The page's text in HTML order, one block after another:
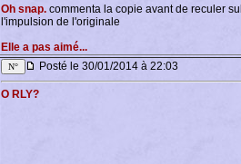
Oh snap. commenta la copie avant de reculer
l'impulsion de l'originale
Elle a pas aimé...
Posté le 30/01/2014 à 22:03
O RLY?